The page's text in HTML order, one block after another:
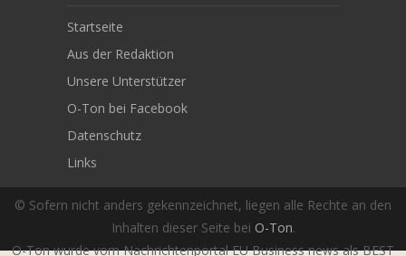
© Sofern nicht anders gekennzeichnet, liegen alle Rechte an den
Inhalten dieser Seite bei O-Ton.
O-Ton wurde vom Nachrichtenportal EU Business news als BEST
Startseite
Aus der Redaktion
Unsere Unterstützer
O-Ton bei Facebook
Datenschutz
Links